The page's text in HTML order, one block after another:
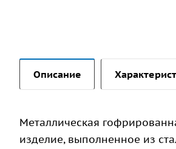
Описание
Металлическая
изделие, выполненное из